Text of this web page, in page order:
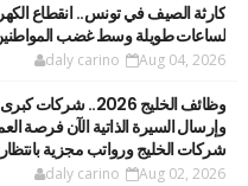
كارثة الصيف في تونس.. انقطاع
لساعات طويلة وسط غضب
daly carino Aug 04, 2026
وظائف الخليج
وإرسال السيرة الذاتية الآن فرصة
شركات الخليج ورواتب مجزية
daly carino Aug 02, 2026